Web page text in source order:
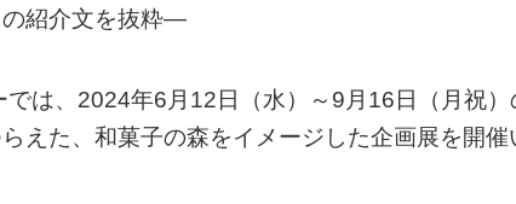
紹介文を抜粋—
では、2024年6月12日（水）～9月16日（月祝
えた、和菓子の森をイメージした企画展を開催